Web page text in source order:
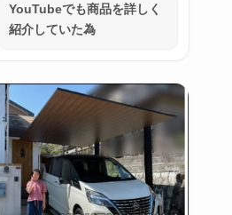
YouTubeでも商品を詳しく
紹介していた為